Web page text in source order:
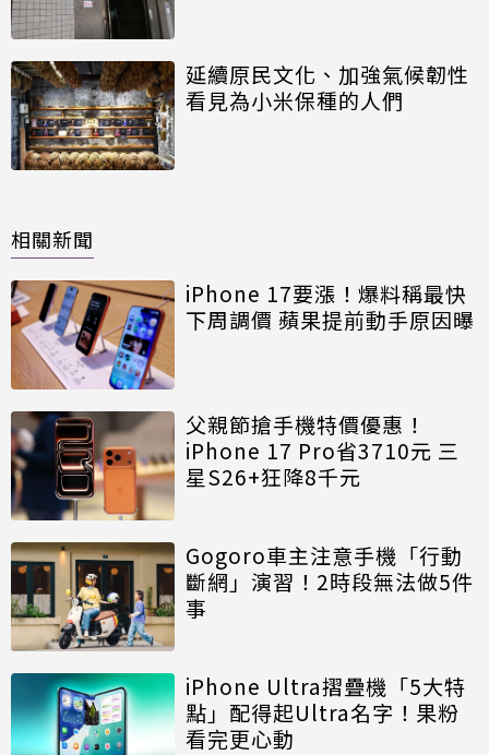
延續原民文化、加強氣候韌性
看見為小米保種的人們
相關新聞
iPhone 17要漲！爆料稱最快
下周調價 蘋果提前動手原因曝
父親節搶手機特價優惠！
iPhone 17 Pro省3710元 三
星S26+狂降8千元
Gogoro車主注意手機「行動
斷網」演習！2時段無法做5件
事
iPhone Ultra摺疊機「5大特
點」配得起Ultra名字！果粉
看完更心動